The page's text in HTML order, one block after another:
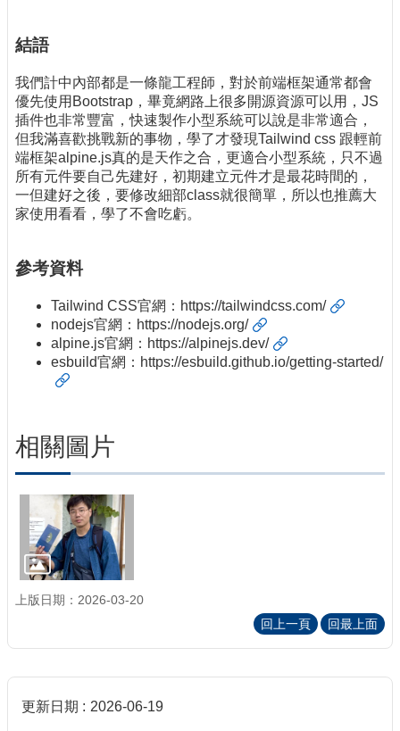
結語
我們計中內部都是一條龍工程師，對於前端框架通常都會
優先使用Bootstrap，畢竟網路上很多開源資源可以用，JS
插件也非常豐富，快速製作小型系統可以說是非常適合，
但我滿喜歡挑戰新的事物，學了才發現Tailwind css 跟輕前
端框架alpine.js真的是天作之合，更適合小型系統，只不過
所有元件要自己先建好，初期建立元件才是最花時間的，
一但建好之後，要修改細部class就很簡單，所以也推薦大
家使用看看，學了不會吃虧。
參考資料
Tailwind CSS官網： https://tailwindcss.com/
nodejs官網： https://nodejs.org/
alpine.js官網： https://alpinejs.dev/
esbuild官網： https://esbuild.github.io/getting-started/
相關圖片
上版日期：2026-03-20
回上一頁
回最上面
更新日期 2026-06-19